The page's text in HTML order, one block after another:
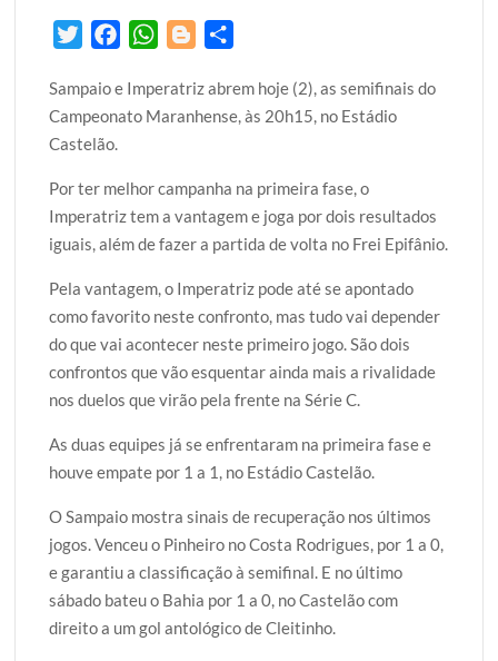
i
t
t
c
e
o
k
W
a
t
p
o
g
r
a
r
Sampaio e Imperatriz abrem hoje (2), as semifinais do
Campeonato Maranhense, às 20h15, no Estádio
Castelão.
Por ter melhor campanha na primeira fase, o
Imperatriz tem a vantagem e joga por dois resultados
iguais, além de fazer a partida de volta no Frei Epifânio.
Pela vantagem, o Imperatriz pode até se apontado
como favorito neste confronto, mas tudo vai depender
do que vai acontecer neste primeiro jogo. São dois
confrontos que vão esquentar ainda mais a rivalidade
nos duelos que virão pela frente na Série C.
As duas equipes já se enfrentaram na primeira fase e
houve empate por 1 a 1, no Estádio Castelão.
O Sampaio mostra sinais de recuperação nos últimos
jogos. Venceu o Pinheiro no Costa Rodrigues, por 1 a 0,
e garantiu a classificação à semifinal. E no último
sábado bateu o Bahia por 1 a 0, no Castelão com
direito a um gol antológico de Cleitinho.